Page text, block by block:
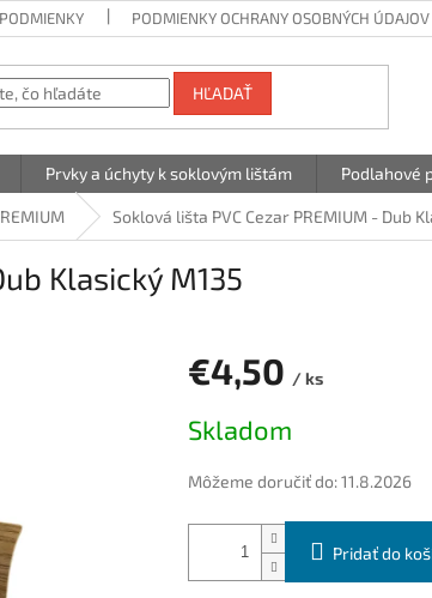
PODMIENKY OCHRANY OSOBNÝCH ÚDAJOV
HĽADAŤ
Prvky a úchyty k soklovým lištám Podlahové
Soklová lišta PVC Cezar PREMIUM - Dub
Klasický M135
€4,50 / ks
cena:
Skladom
Môžeme doručiť do:11.8.2026
Pridať do